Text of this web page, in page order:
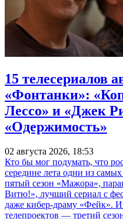
15 телесериалов
«Фонтанки»:
Лессо» и «Джек
«Одержимость»
02 августа 2026, 18:53
Кто бы мог подумать, что
середине лета одни из
пятый сезон «Мажора»,
Витю!», лучший сериал с
даже кибер-драму «Фейк».
телепроектов — третий